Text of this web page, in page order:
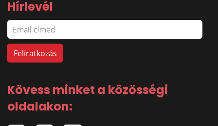
Hírlevél
Kövess minket a közösségi
oldalakon: